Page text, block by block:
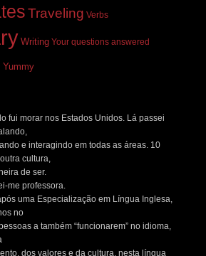
Traveling Verbs
Writing Your questions answered
Yummy
fui morar nos Estados Unidos. Lá passei
e interagindo em todas as áreas. 10
cultura,
de ser.
me professora.
uma Especialização em Língua Inglesa,
no
a também “funcionarem” no idioma,
dos valores e da cultura, nesta língua